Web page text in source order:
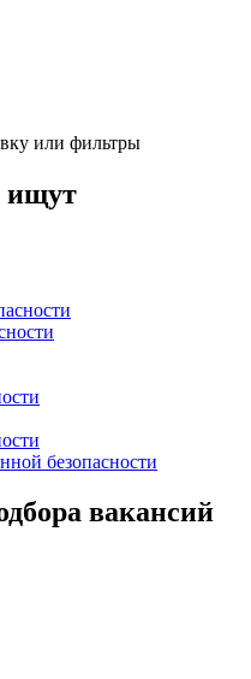
или фильтры
ищут
безопасности
вакансий